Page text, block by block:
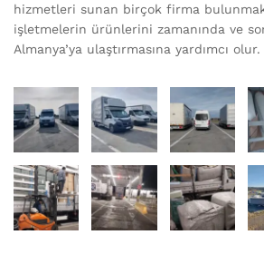
hizmetleri sunan birçok firma
işletmelerin ürünlerini zamanında ve
Almanya’ya ulaştırmasına yardımcı olur.